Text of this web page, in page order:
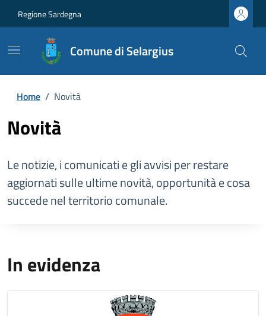
Regione Sardegna
Comune di Selargius
Home / Novità
Novità
Le notizie, i comunicati e gli avvisi per restare
aggiornati sulle ultime novità, opportunità e cosa
succede nel territorio comunale.
In evidenza